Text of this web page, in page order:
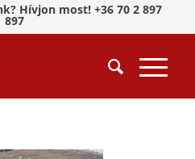
Hívjon most! +36 70 2 897
897